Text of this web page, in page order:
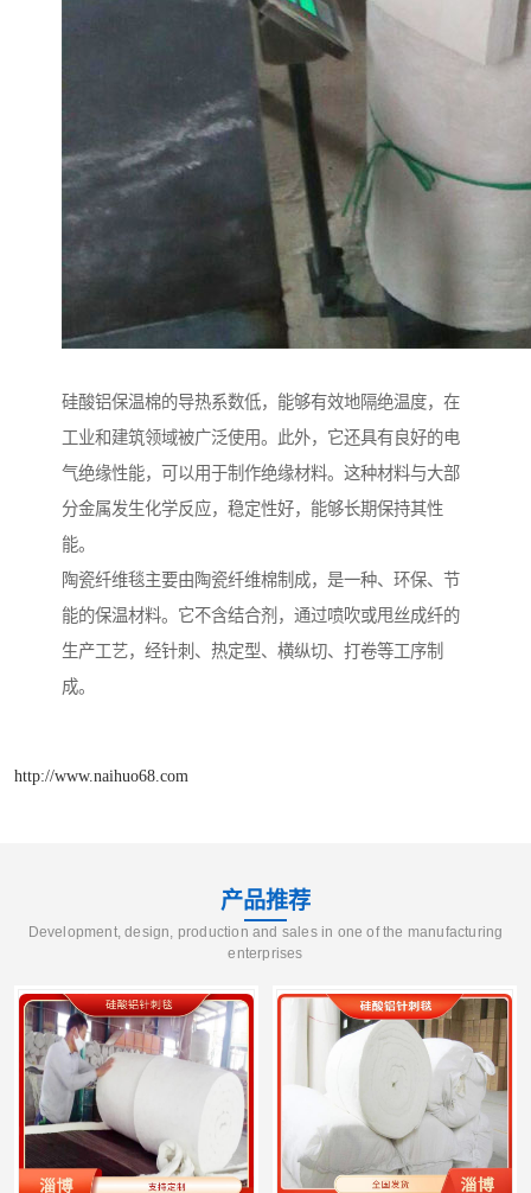
硅酸铝保温棉的导热系数低，能够有效地隔绝温度，在
工业和建筑领域被广泛使用。此外，它还具有良好的电
气绝缘性能，可以用于制作绝缘材料。这种材料与大部
分金属发生化学反应，稳定性好，能够长期保持其性
能。
陶瓷纤维毯主要由陶瓷纤维棉制成，是一种、环保、节
能的保温材料。它不含结合剂，通过喷吹或甩丝成纤的
生产工艺，经针刺、热定型、横纵切、打卷等工序制
成。
http://www.naihuo68.com
产品推荐
Development, design, production and sales in one of the manufacturing
enterprises